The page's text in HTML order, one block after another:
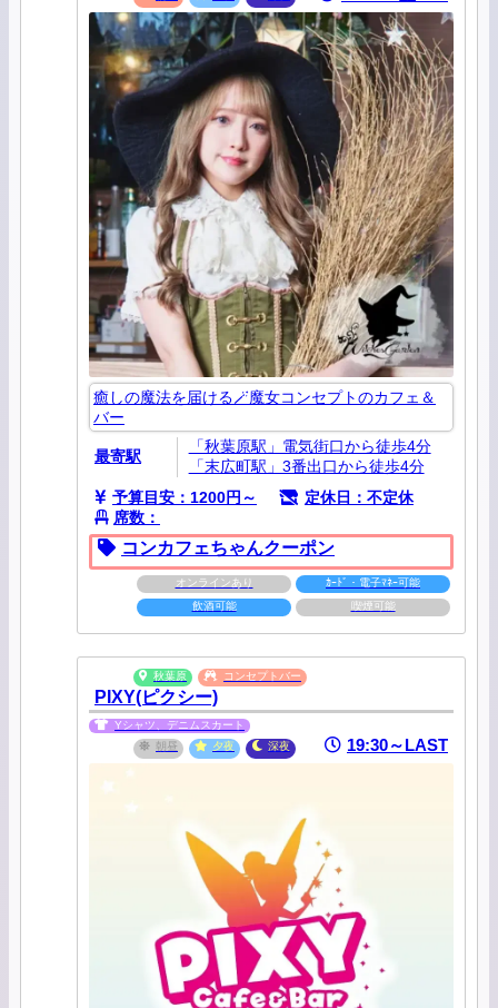
癒しの魔法を届ける🪄魔女コンセプトのカフェ＆
バー
最寄駅
「秋葉原駅」電気街口から徒歩4分
「末広町駅」3番出口から徒歩4分
予算目安：1200円～
定休日：不定休
席数：
コンカフェちゃんクーポン
オンラインあり
ｶｰﾄﾞ・電子ﾏﾈｰ可能
飲酒可能
喫煙可能
秋葉原 コンセプトバー
PIXY(ピクシー)
Yシャツ、デニムスカート
朝昼
夕夜 深夜 19:30～LAST